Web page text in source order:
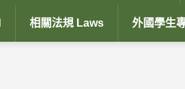
相關法規 Laws 外國學生